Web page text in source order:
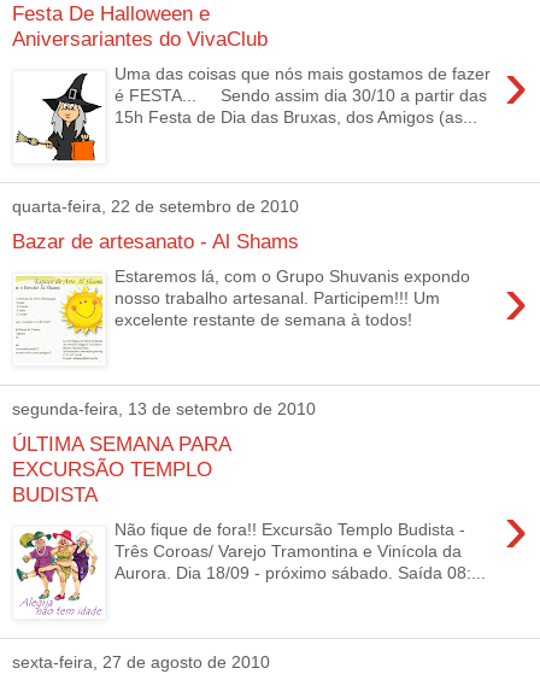
Festa De Halloween e
Aniversariantes do VivaClub
›
Uma das coisas que nós mais gostamos de fazer
é FESTA... Sendo assim dia 30/10 a partir das
15h Festa de Dia das Bruxas, dos Amigos (as...
quarta-feira, 22 de setembro de 2010
Bazar de artesanato - Al Shams
›
Estaremos lá, com o Grupo Shuvanis expondo
nosso trabalho artesanal. Participem!!! Um
excelente restante de semana à todos!
segunda-feira, 13 de setembro de 2010
ÚLTIMA SEMANA PARA
EXCURSÃO TEMPLO
BUDISTA
›
Não fique de fora!! Excursão Templo Budista -
Três Coroas/ Varejo Tramontina e Vinícola da
Aurora. Dia 18/09 - próximo sábado. Saída 08:...
sexta-feira, 27 de agosto de 2010